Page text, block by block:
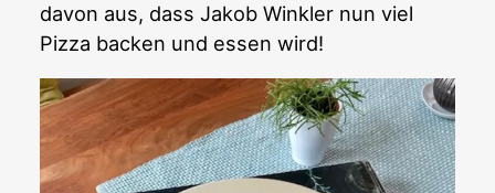
davon aus, dass Jakob Winkler nun viel
Pizza backen und essen wird!